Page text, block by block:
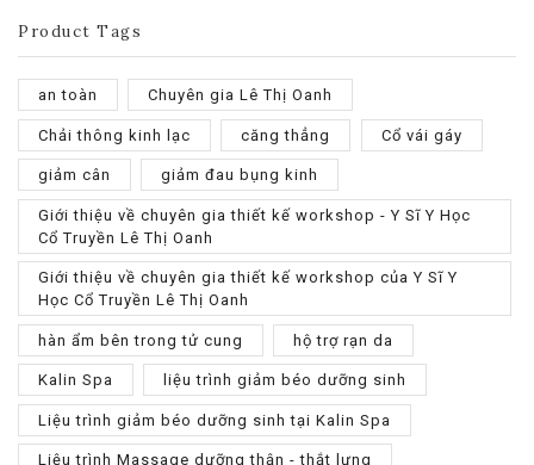
Product Tags
an toàn Chuyên gia Lê Thị Oanh
Chải thông kinh lạc căng thẳng Cổ vái gáy
giảm cân giảm đau bụng kinh
Giới thiệu về chuyên gia thiết kế workshop - Y Sĩ Y Học
Cổ Truyền Lê Thị Oanh
Giới thiệu về chuyên gia thiết kế workshop của Y Sĩ Y
Học Cổ Truyền Lê Thị Oanh
hàn ẩm bên trong tử cung hộ trợ rạn da
Kalin Spa liệu trình giảm béo dưỡng sinh
Liệu trình giảm béo dưỡng sinh tại Kalin Spa
Liệu trình Massage dưỡng thận - thắt lưng